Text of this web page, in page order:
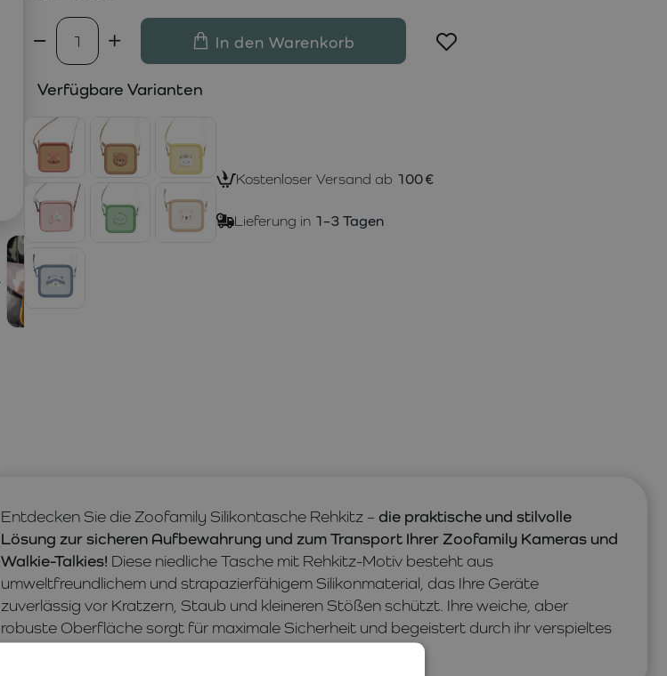
In den Warenkorb
Verfügbare Varianten
Kostenloser Versand ab 100 €
Lieferung in 1–3 Tagen
Entdecken Sie die Zoofamily Silikontasche Rehkitz – die praktische und stilvolle
Lösung zur sicheren Aufbewahrung und zum Transport Ihrer Zoofamily Kameras und
Walkie-Talkies! Diese niedliche Tasche mit Rehkitz-Motiv besteht aus
umweltfreundlichem und strapazierfähigem Silikonmaterial, das Ihre Geräte
zuverlässig vor Kratzern, Staub und kleineren Stößen schützt. Ihre weiche, aber
robuste Oberfläche sorgt für maximale Sicherheit und begeistert durch ihr verspieltes